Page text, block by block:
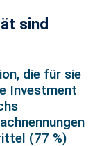
sind
die für sie
Investment
(77 %)